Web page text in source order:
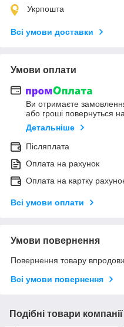
Укрпошта
Всі умови доставки
Умови оплати
Ви отримаєте
або гроші повернуться
Детальніше
Післяплата
Оплата на рахунок
Оплата на картку
Всі умови оплати
Умови повернення
Повернення товару
Всі умови повернення
Подібні товари компанії